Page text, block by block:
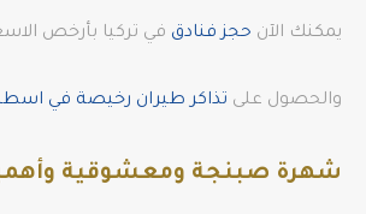
يمكنك الآن حجز فنادق في تركيا بأرخص
والحصول على تذاكر طيران رخيصة في
شهرة صبنجة ومعشوقية